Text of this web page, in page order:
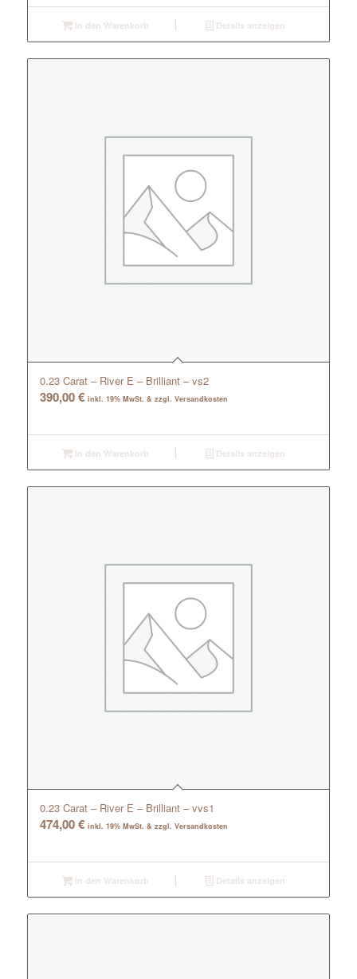
In den Warenkorb Details anzeigen
0.23 Carat – River E – Brilliant – vs2
390,00€ inkl. 19% MwSt. & zzgl. Versandkosten
In den Warenkorb Details anzeigen
0.23 Carat – River E – Brilliant – vvs1
474,00€ inkl. 19% MwSt. & zzgl. Versandkosten
In den Warenkorb Details anzeigen